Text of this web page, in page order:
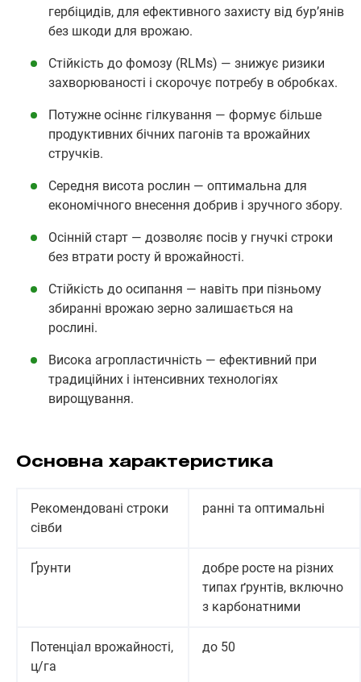
гербіцидів, для ефективного захисту від бур’янів
без шкоди для врожаю.
Стійкість до фомозу (RLMs) — знижує ризики
захворюваності і скорочує потребу в обробках.
Потужне осіннє гілкування — формує більше
продуктивних бічних пагонів та врожайних
стручків.
Середня висота рослин — оптимальна для
економічного внесення добрив і зручного збору.
Осінній старт — дозволяє посів у гнучкі строки
без втрати росту й врожайності.
Стійкість до осипання — навіть при пізньому
збиранні врожаю зерно залишається на
рослині.
Висока агропластичність — ефективний при
традиційних і інтенсивних технологіях
вирощування.
Основна характеристика
Рекомендовані строки
сівби
ранні та оптимальні
Ґрунти
добре росте на різних
типах ґрунтів, включно
з карбонатними
Потенціал врожайності,
ц/га
до 50